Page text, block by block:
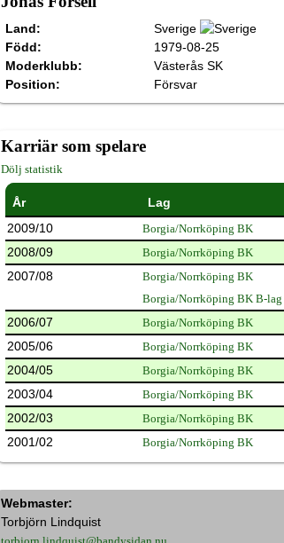
Land:
Sverige
Född:
1979-08-25
Moderklubb:
Västerås SK
Position:
Försvar
Karriär som spelare
Dölj statistik
År Lag
2009/10
Borgia/Norrköping BK
2008/09 Borgia/Norrköping BK
2007/08
Borgia/Norrköping BK
Borgia/Norrköping BK B-lag
2006/07 Borgia/Norrköping BK
2005/06 Borgia/Norrköping BK
2004/05 Borgia/Norrköping BK
2003/04 Borgia/Norrköping BK
2002/03 Borgia/Norrköping BK
2001/02 Borgia/Norrköping BK
Webmaster:
Torbjörn Lindquist